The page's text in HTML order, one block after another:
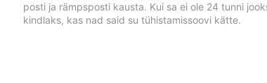
posti ja rämpsposti kausta. Kui sa ei ole 24 tunni
kindlaks, kas nad said su tühistamissoovi kätte.